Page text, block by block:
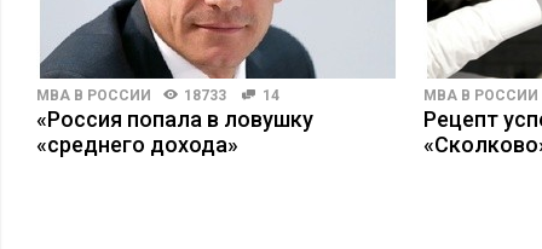
MBA В РОССИИ 18733 14
«Россия попала в ловушку
«среднего дохода»
MBA В РОССИИ
Рецепт